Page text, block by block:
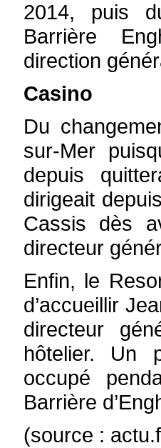
2014, puis
Barrière
direction
Casino
Du
sur-Mer
depuis
dirigeait
Cassis dès
directeur
Enfin, le
d’accueillir
directeur
hôtelier. Un
occupé
Barrière
(source :